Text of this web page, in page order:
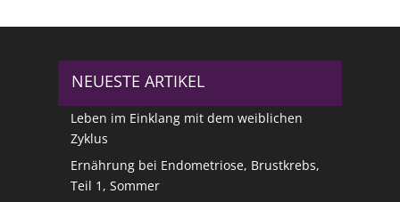
NEUESTE ARTIKEL
Leben im Einklang mit dem weiblichen
Zyklus
Ernährung bei Endometriose, Brustkrebs,
Teil 1, Sommer